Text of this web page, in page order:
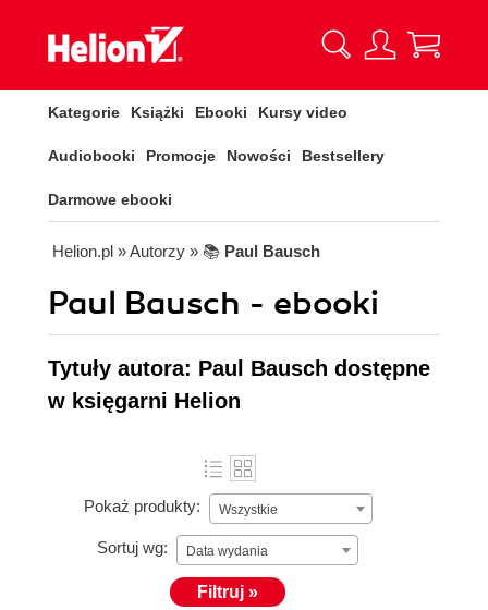
Kategorie Książki Ebooki Kursy video
Audiobooki Promocje Nowości Bestsellery
Darmowe ebooki
Helion.pl » Autorzy » 📚 Paul Bausch
Paul Bausch - ebooki
Tytuły autora: Paul Bausch dostępne
w księgarni Helion
Pokaż produkty: Wszystkie
Sortuj wg: Data wydania
Filtruj »